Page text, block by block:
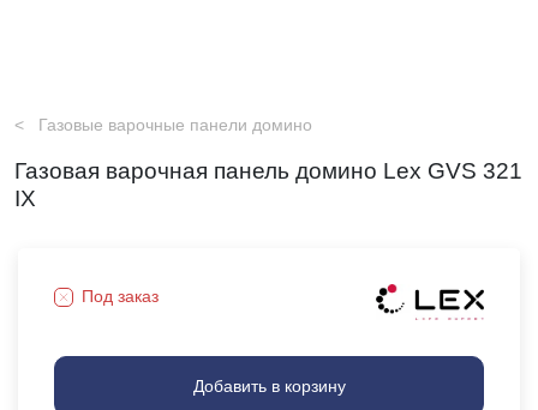
Газовые варочные панели домино
Газовая варочная панель домино Lex GVS 321
IX
Под заказ
Добавить в корзину